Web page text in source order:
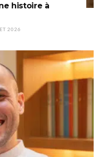
histoire à
2026